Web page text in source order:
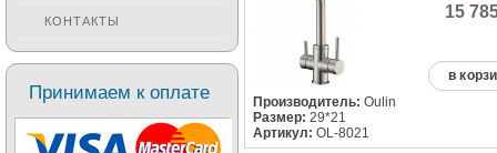
15
в
Производитель: Oulin
Размер: 29*21
Артикул: OL-8021
КОНТАКТЫ
Принимаем к оплате